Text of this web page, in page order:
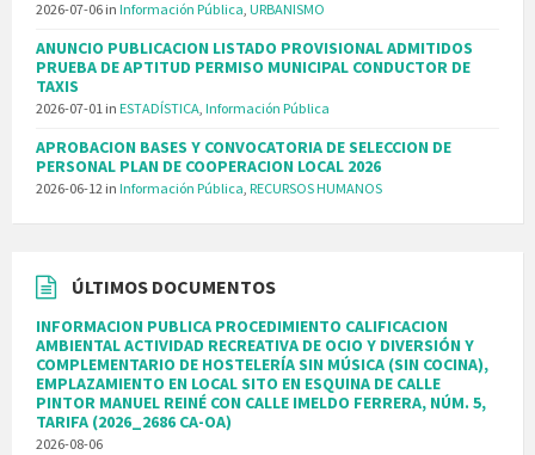
2026-07-06 in Información Pública, URBANISMO
ANUNCIO PUBLICACION LISTADO PROVISIONAL ADMITIDOS
PRUEBA DE APTITUD PERMISO MUNICIPAL CONDUCTOR DE
TAXIS
2026-07-01 in ESTADÍSTICA, Información Pública
APROBACION BASES Y CONVOCATORIA DE SELECCION DE
PERSONAL PLAN DE COOPERACION LOCAL 2026
2026-06-12 in Información Pública, RECURSOS HUMANOS
ÚLTIMOS DOCUMENTOS
INFORMACION PUBLICA PROCEDIMIENTO CALIFICACION
AMBIENTAL ACTIVIDAD RECREATIVA DE OCIO Y DIVERSIÓN Y
COMPLEMENTARIO DE HOSTELERÍA SIN MÚSICA (SIN COCINA),
EMPLAZAMIENTO EN LOCAL SITO EN ESQUINA DE CALLE
PINTOR MANUEL REINÉ CON CALLE IMELDO FERRERA, NÚM. 5,
TARIFA (2026_2686 CA-OA)
2026-08-06